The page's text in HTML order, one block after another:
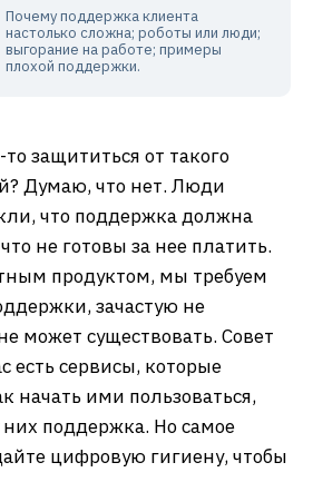
Почему поддержка клиента
настолько сложна; роботы или люди;
выгорание на работе; примеры
плохой поддержки.
защититься от такого
Думаю, что нет. Люди
что поддержка должна
не готовы за нее платить.
продуктом, мы требуем
зачастую не
может существовать. Совет
есть сервисы, которые
начать ими пользоваться,
них поддержка. Но самое
цифровую гигиену, чтобы